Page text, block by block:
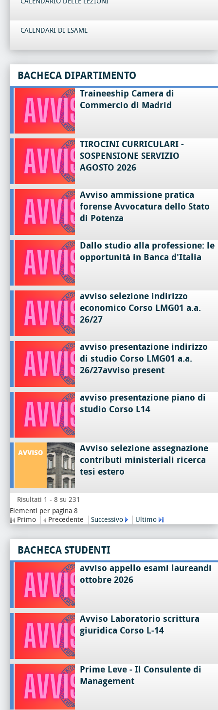
CALENDARI DI ESAME
BACHECA DIPARTIMENTO
Traineeship Camera di
Commercio di Madrid
TIROCINI CURRICULARI -
SOSPENSIONE SERVIZIO
AGOSTO 2026
Avviso ammissione pratica
forense Avvocatura dello Stato
di Potenza
Dallo studio alla professione: le
opportunità in Banca d'Italia
avviso selezione indirizzo
economico Corso LMG01 a.a.
26/27
avviso presentazione indirizzo
di studio Corso LMG01 a.a.
26/27avviso present
avviso presentazione piano di
studio Corso L14
Avviso selezione assegnazione
contributi ministeriali ricerca
tesi estero
Risultati 1 - 8 su 231
Elementi per pagina 8
Primo
Precedente Successivo Ultimo
BACHECA STUDENTI
avviso appello esami laureandi
ottobre 2026
Avviso Laboratorio scrittura
giuridica Corso L-14
Prime Leve - Il Consulente di
Management